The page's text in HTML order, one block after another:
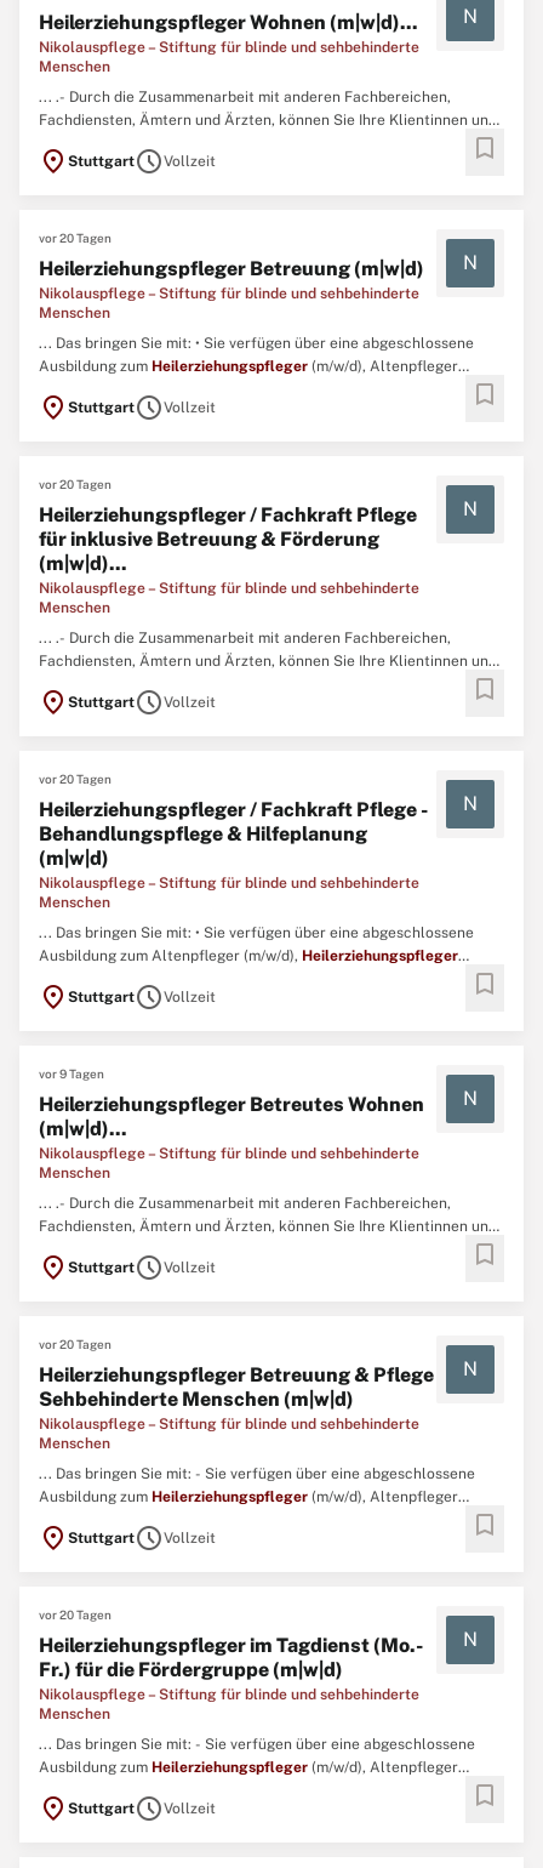
Heilerziehungspfleger Wohnen (m|w|d)...
Nikolauspflege – Stiftung für blinde und sehbehinderte
Menschen
N
... .- Durch die Zusammenarbeit mit anderen Fachbereichen,
Fachdiensten, Ämtern und Ärzten, können Sie Ihre Klientinnen und
Klienten optimal fördern.Das bringen Sie mit:- Sie verfügen über
eine abgeschlossene Ausbildung zum
location_on StuttgartscheduleVollzeit bookmark
vor 20 Tagen
Heilerziehungspfleger Betreuung (m|w|d)
Nikolauspflege – Stiftung für blinde und sehbehinderte
Menschen
N
... Das bringen Sie mit: • Sie verfügen über eine abgeschlossene
Ausbildung zum Heilerziehungspfleger (m/w/d), Altenpfleger
(m/w/d) oder Gesundheits- und (Kinder-) Krankenpfleger (m/w/d). ...
location_on StuttgartscheduleVollzeit bookmark
vor 20 Tagen
Heilerziehungspfleger / Fachkraft Pflege
für inklusive Betreuung & Förderung
(m|w|d)...
Nikolauspflege – Stiftung für blinde und sehbehinderte
Menschen
N
... .- Durch die Zusammenarbeit mit anderen Fachbereichen,
Fachdiensten, Ämtern und Ärzten, können Sie Ihre Klientinnen und
Klienten optimal fördern.Das bringen Sie mit:- Sie verfügen über
eine abgeschlossene Ausbildung zum Altenpfleger (m/w/d),
location_on StuttgartscheduleVollzeit bookmark
vor 20 Tagen
Heilerziehungspfleger / Fachkraft Pflege -
Behandlungspflege & Hilfeplanung
(m|w|d)
Nikolauspflege – Stiftung für blinde und sehbehinderte
Menschen
N
... Das bringen Sie mit: • Sie verfügen über eine abgeschlossene
Ausbildung zum Altenpfleger (m/w/d), Heilerziehungspfleger
location_on StuttgartscheduleVollzeit bookmark
vor 9 Tagen
Heilerziehungspfleger Betreutes Wohnen
(m|w|d)...
Nikolauspflege – Stiftung für blinde und sehbehinderte
Menschen
N
... .- Durch die Zusammenarbeit mit anderen Fachbereichen,
Fachdiensten, Ämtern und Ärzten, können Sie Ihre Klientinnen und
Klienten optimal fördern.Das bringen Sie mit:- Sie verfügen über
eine abgeschlossene Ausbildung zum
location_on StuttgartscheduleVollzeit bookmark
vor 20 Tagen
Heilerziehungspfleger Betreuung & Pflege
Sehbehinderte Menschen (m|w|d)
Nikolauspflege – Stiftung für blinde und sehbehinderte
Menschen
N
... Das bringen Sie mit: - Sie verfügen über eine abgeschlossene
Ausbildung zum Heilerziehungspfleger (m/w/d), Altenpfleger
Empathie und Einfühlungsvermögen arbeiten Sie engagiert mit
location_on StuttgartscheduleVollzeit bookmark
vor 20 Tagen
Heilerziehungspfleger im Tagdienst (Mo.-
Fr.) für die Fördergruppe (m|w|d)
Nikolauspflege – Stiftung für blinde und sehbehinderte
Menschen
N
... Das bringen Sie mit: - Sie verfügen über eine abgeschlossene
Ausbildung zum Heilerziehungspfleger (m/w/d), Altenpfleger
Empathie und Einfühlungsvermögen arbeiten Sie engagiert mit
location_on StuttgartscheduleVollzeit bookmark